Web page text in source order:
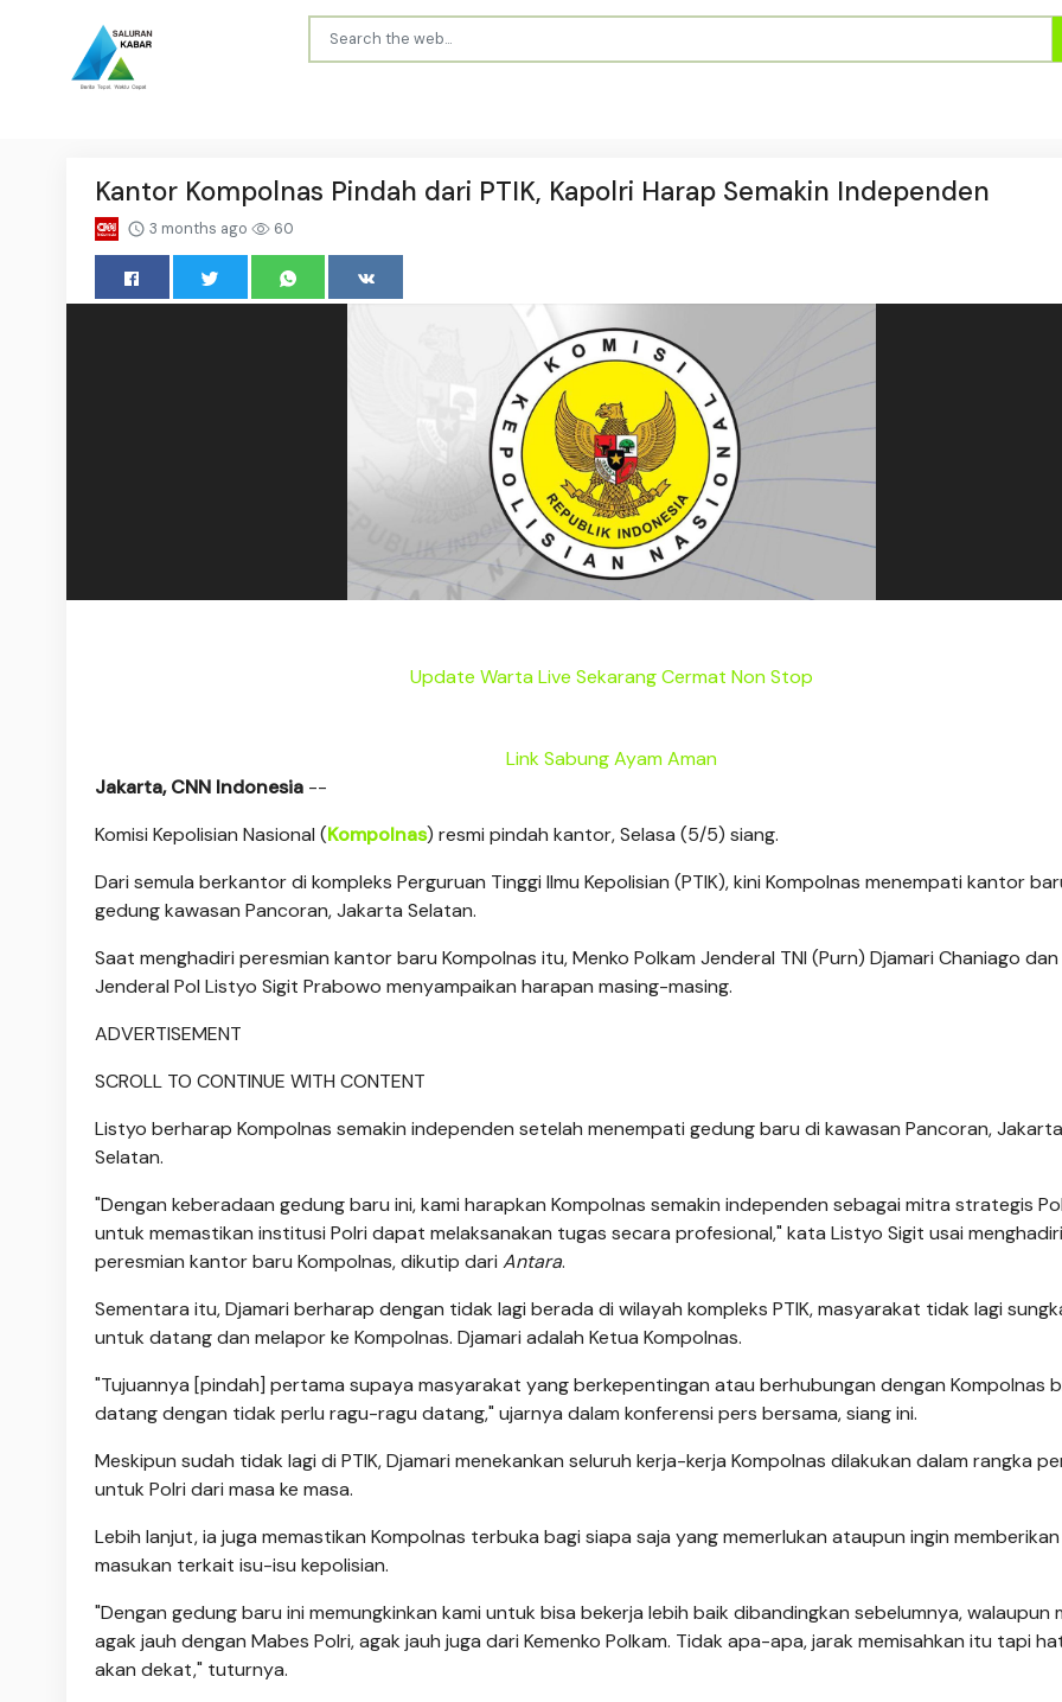
Kantor Kompolnas Pindah dari PTIK, Kapolri Harap Semakin Independen
3 months ago 60
Update Warta Live Sekarang Cermat Non Stop
Link Sabung Ayam Aman
Jakarta, CNN Indonesia --
Komisi Kepolisian Nasional (Kompolnas) resmi pindah kantor, Selasa (5/5) siang.
Dari semula berkantor di kompleks Perguruan Tinggi Ilmu Kepolisian (PTIK), kini Kompolnas menempati kantor
gedung kawasan Pancoran, Jakarta Selatan.
Saat menghadiri peresmian kantor baru Kompolnas itu, Menko Polkam Jenderal TNI (Purn) Djamari Chaniago
Jenderal Pol Listyo Sigit Prabowo menyampaikan harapan masing-masing.
ADVERTISEMENT
SCROLL TO CONTINUE WITH CONTENT
Listyo berharap Kompolnas semakin independen setelah menempati gedung baru di kawasan Pancoran, Jakarta
Selatan.
"Dengan keberadaan gedung baru ini, kami harapkan Kompolnas semakin independen sebagai mitra strategis
untuk memastikan institusi Polri dapat melaksanakan tugas secara profesional," kata Listyo Sigit usai menghadiri
peresmian kantor baru Kompolnas, dikutip dari Antara.
Sementara itu, Djamari berharap dengan tidak lagi berada di wilayah kompleks PTIK, masyarakat tidak lagi
untuk datang dan melapor ke Kompolnas. Djamari adalah Ketua Kompolnas.
"Tujuannya [pindah] pertama supaya masyarakat yang berkepentingan atau berhubungan dengan Kompolnas
datang dengan tidak perlu ragu-ragu datang," ujarnya dalam konferensi pers bersama, siang ini.
Meskipun sudah tidak lagi di PTIK, Djamari menekankan seluruh kerja-kerja Kompolnas dilakukan dalam rangka
untuk Polri dari masa ke masa.
Lebih lanjut, ia juga memastikan Kompolnas terbuka bagi siapa saja yang memerlukan ataupun ingin memberikan
masukan terkait isu-isu kepolisian.
"Dengan gedung baru ini memungkinkan kami untuk bisa bekerja lebih baik dibandingkan sebelumnya, walaupun
agak jauh dengan Mabes Polri, agak jauh juga dari Kemenko Polkam. Tidak apa-apa, jarak memisahkan itu tapi
akan dekat," tuturnya.